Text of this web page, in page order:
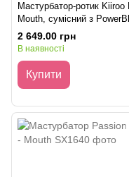
Мастурбатор-ротик Kiiroo
Mouth, сумісний з
2 649.00 грн
В наявності
Купити